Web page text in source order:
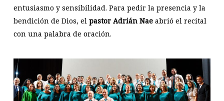
entusiasmo y sensibilidad. Para pedir la presencia y la
bendición de Dios, el pastor Adrián Naeabrió el recital
con una palabra de oración.